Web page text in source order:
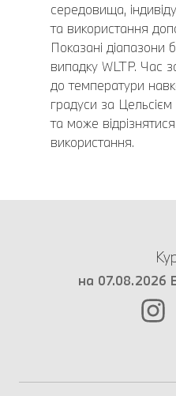
середовища,
та використання
Показані
випадку WLTP. Час
до температури
градуси за Цельсієм
та може
використання.
на 07.08.2026